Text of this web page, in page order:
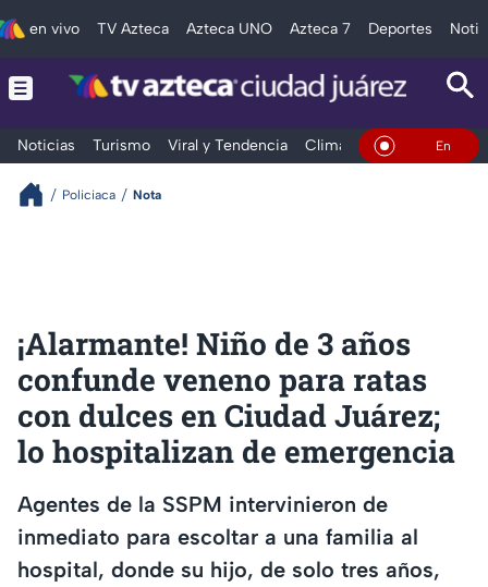
en vivo TV Azteca Azteca UNO Azteca 7 Deportes
Noticias Turismo Viral y Tendencia Clima Deportes En Vivo
Policiaca Nota
¡Alarmante! Niño de 3 años
confunde veneno para ratas
con dulces en Ciudad Juárez;
lo hospitalizan de emergencia
Agentes de la SSPM intervinieron de
inmediato para escoltar a una familia al
hospital, donde su hijo, de solo tres años,